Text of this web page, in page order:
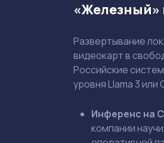
«Железный»
Развертывание
видеокарт в
Российские
уровня Llama 3
Инференс на
компании